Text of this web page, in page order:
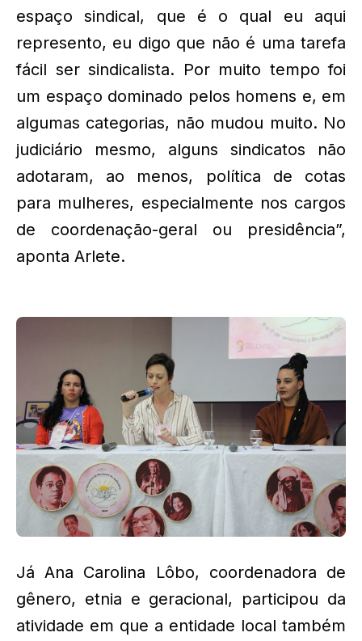
espaço sindical, que é o qual eu aqui
represento, eu digo que não é uma tarefa
fácil ser sindicalista. Por muito tempo foi
um espaço dominado pelos homens e, em
algumas categorias, não mudou muito. No
judiciário mesmo, alguns sindicatos não
adotaram, ao menos, política de cotas
para mulheres, especialmente nos cargos
de coordenação-geral ou presidência”,
aponta Arlete.
Já Ana Carolina Lôbo, coordenadora de
gênero, etnia e geracional, participou da
atividade em que a entidade local também